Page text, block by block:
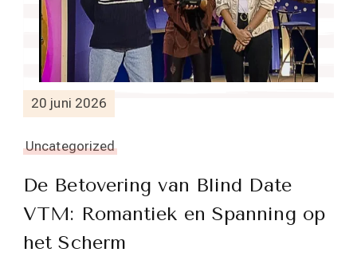
20 juni 2026
Uncategorized
De Betovering van Blind Date
VTM: Romantiek en Spanning op
het Scherm